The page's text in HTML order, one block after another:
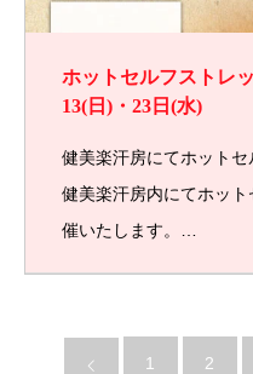
ホットセルフストレ
13(日)・23日(水)
健美楽汗房にてホットセ
健美楽汗房内にてホッ
催いたします。…
1 2